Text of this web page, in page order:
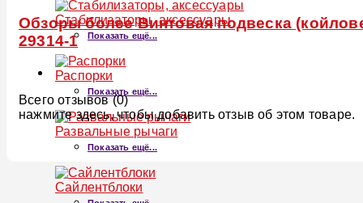
Стабилизаторы, аксессуары
Показать ещё...
Распорки
Показать ещё...
Развальные рычаги
Показать ещё...
Сайлентблоки
Обзоры более Винтовая подвеска
29314-1
Всего отзывов (0)
нажмите здесь, чтобы добавить отзыв об этом товаре.